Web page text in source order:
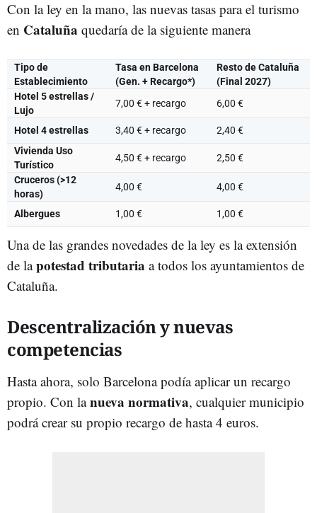
Con la ley en la mano, las nuevas tasas para el turismo
en Cataluña quedaría de la siguiente manera
Tipo de
Establecimiento
Tasa en Barcelona
(Gen. + Recargo*)
Resto de Cataluña
(Final 2027)
Hotel 5 estrellas /
Lujo
7,00 € + recargo 6,00 €
Hotel 4 estrellas 3,40 € + recargo
2,40 €
Vivienda Uso
Turístico
4,50 € + recargo
2,50 €
Cruceros (>12
horas)
4,00 € 4,00 €
Albergues 1,00 € 1,00 €
Una de las grandes novedades de la ley es la extensión
de lapotestad tributaria a todos los ayuntamientos de
Cataluña.
Descentralización y nuevas
competencias
Hasta ahora, solo Barcelona podía aplicar un recargo
propio. Con lanueva normativa, cualquier municipio
podrá crear su propio recargo de hasta 4 euros.